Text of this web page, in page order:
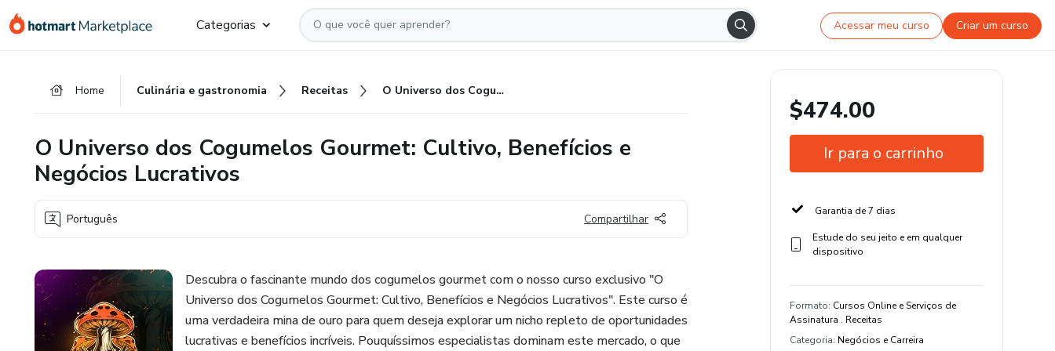
para
para
para
Categorias Acessar meu curso Criar um curso
Home Culinária e gastronomia Receitas O Universo dos Cogumelos Gourmet: Cultivo, Benefícios e Negócios Lucrativos
O Universo dos Cogumelos Gourmet: Cultivo, Benefícios e
Negócios Lucrativos
Português Compartilhar
Descubra o fascinante mundo dos cogumelos gourmet com o nosso curso exclusivo "O
Universo dos Cogumelos Gourmet: Cultivo, Benefícios e Negócios Lucrativos". Este curso é
uma verdadeira mina de ouro para quem deseja explorar um nicho repleto de oportunidades
lucrativas e benefícios incríveis. Pouquíssimos especialistas dominam este mercado, o que
$474.00
Ir para o carrinho
Garantia de 7 dias
Estude do seu jeito e em qualquer
dispositivo
Formato: Cursos Online e Serviços de
Assinatura . Receitas
Categoria: Negócios e Carreira